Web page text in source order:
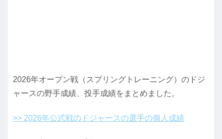
2026年オープン戦（スプリングトレーニング）のドジ
ャースの野手成績、投手成績をまとめました。
>> 2026年公式戦のドジャースの選手の個人成績